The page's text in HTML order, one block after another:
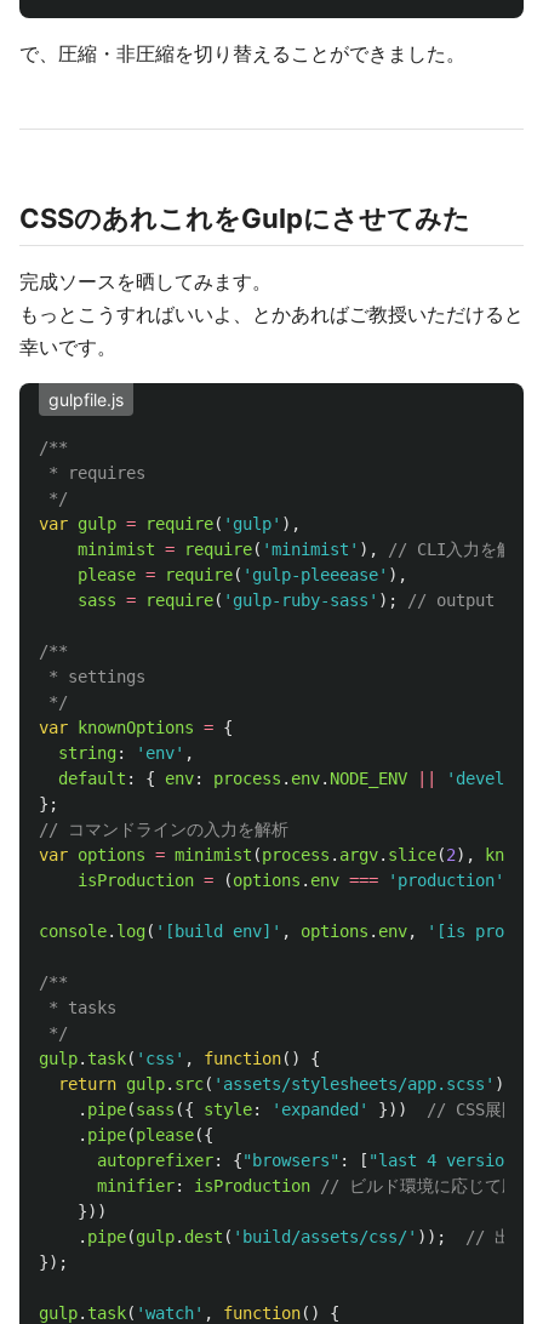
で、圧縮・非圧縮を切り替えることができました。
CSSのあれこれをGulpにさせてみた
完成ソースを晒してみます。
もっとこうすればいいよ、とかあればご教授いただけると
幸いです。
gulpfile.js
/**
* requires
*/
var gulp = require( ' gulp' ),
minimist = require( 'minimist ' ),
// CLI入力を解析
please = require( ' gulp-pleeease' ),
sass = require( ' gulp-ruby-sass ' ); // output style
/**
* settings
*/
var
knownOptions = {
string: ' env' ,
default : { env: process . env. NODE_ENV '
};
// コマンドラインの入力を解析
var options = minimist (process . argv. slice(2),
isProduction = (options . env === ' production'
console. log( ' [build env] ' , options . env, ' [is
/**
* tasks
*/
gulp. task( ' css ' , function()
{
return gulp. src( ' assets/stylesheets/app.scss ' )
. pipe(sass ({ style: ' expanded ' }))
// CSS展開の
. pipe(please({
autoprefixer: {" browsers" : [ "last 4 versions
minifier: isProduction
// ビルド環境に応じて圧縮
}))
. pipe(gulp. dest ( ' build/assets/css/' ));
// 出力
});
gulp. task( 'watch' , function()
{